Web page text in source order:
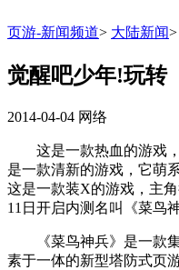
页游-新闻频道> 大陆新闻>
觉醒吧少年!玩转
2014-04-04 网络
这是一款热血的游戏，
是一款清新的游戏，它萌
这是一款装X的游戏，主
11日开启内测名叫《菜鸟
《菜鸟神兵》是一款集
素于一体的新型塔防式页